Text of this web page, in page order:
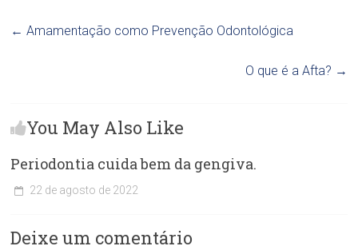
← Amamentação como Prevenção Odontológica
O que é a Afta? →
You May Also Like
Periodontia cuida bem da gengiva.
22 de agosto de 2022
Deixe um comentário